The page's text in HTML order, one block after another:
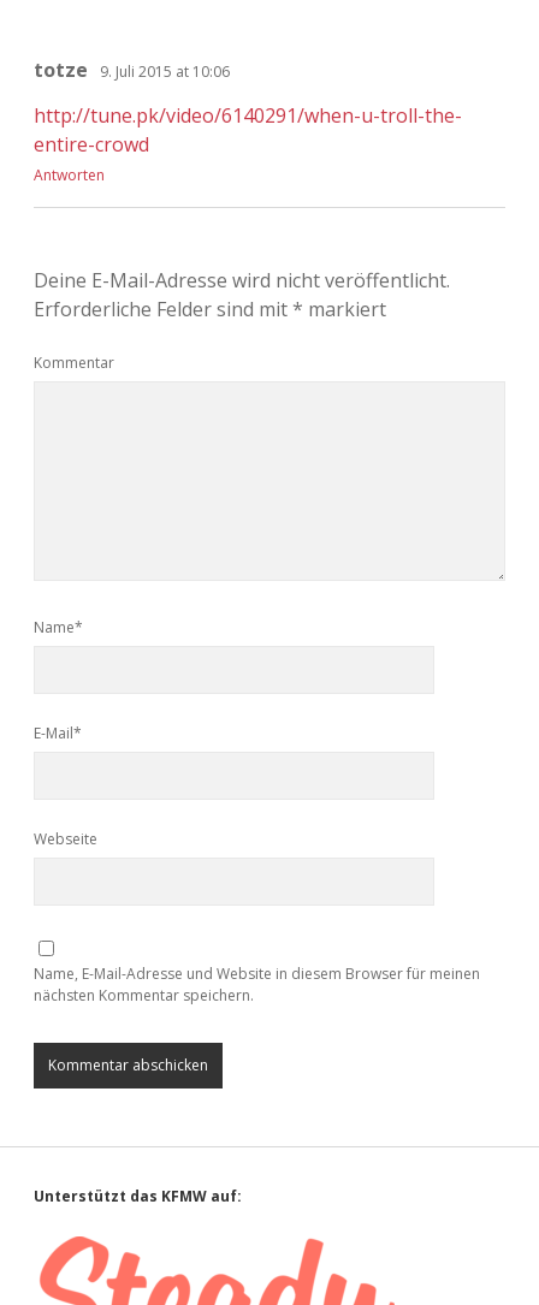
totze 9. Juli 2015 at 10:06
http://tune.pk/video/6140291/when-u-troll-the-
entire-crowd
Antworten
Deine E-Mail-Adresse wird nicht veröffentlicht.
Erforderliche Felder sind mit* markiert
Kommentar
Name*
E-Mail*
Webseite
Name, E-Mail-Adresse und Website in diesem Browser für meinen
nächsten Kommentar speichern.
Sidebar
Unterstützt das KFMW auf: